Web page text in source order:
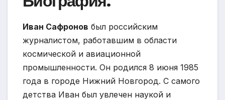
Иван Сафронов был российским
журналистом, работавшим в области
космической и авиационной
промышленности. Он родился 8 июня 1985
года в городе Нижний Новгород. С самого
детства Иван был увлечен наукой и